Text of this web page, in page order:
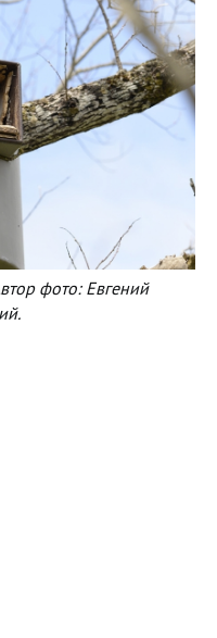
фото: Евгений